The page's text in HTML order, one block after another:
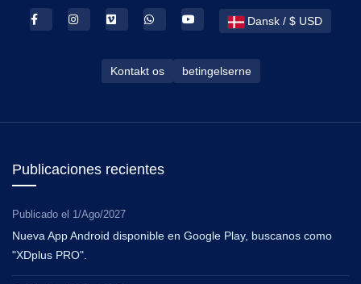
Dansk / $ USD
Kontakt os betingelserne
Publicaciones recientes
Publicado el 1/Ago/2027
Nueva App Android disponible en Google Play, buscanos como
"XDplus PRO".